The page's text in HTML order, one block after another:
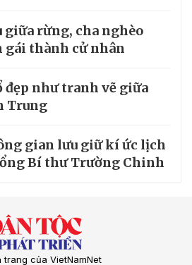
giữa rừng, cha nghèo
gái thành cử nhân
đẹp như tranh vẽ giữa
Trung
gian lưu giữ kí ức lịch
Bí thư Trường Chinh
trang của VietNamNet